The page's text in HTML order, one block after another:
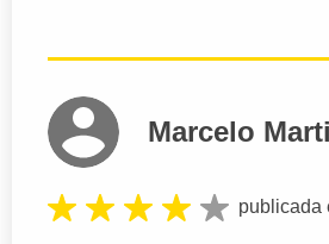
Marcelo
publicada